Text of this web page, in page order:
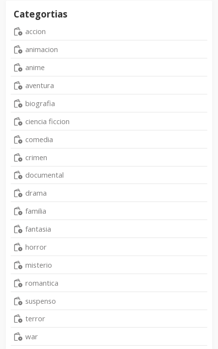
Categortias
accion
animacion
anime
aventura
biografia
ciencia ficcion
comedia
crimen
documental
drama
familia
fantasia
horror
misterio
romantica
suspenso
terror
war